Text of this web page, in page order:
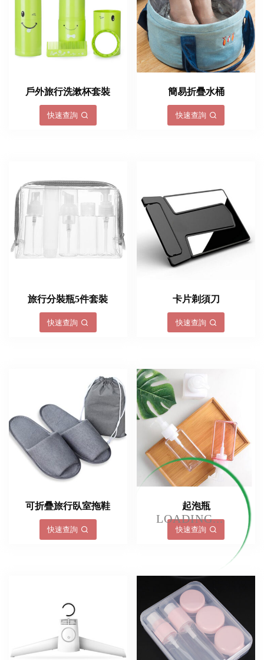
LOADING...
戶外旅行洗漱杯套裝
快速查詢
簡易折疊水桶
快速查詢
旅行分裝瓶5件套裝
快速查詢
卡片剃須刀
快速查詢
可折疊旅行臥室拖鞋
快速查詢
起泡瓶
快速查詢